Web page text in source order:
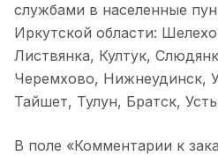
службами в населенные
Иркутской области:
Листвянка, Култук,
Черемхово, Нижнеудинск,
Тайшет, Тулун, Братск,
В поле «Комментарии к